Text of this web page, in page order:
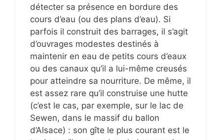
détecter sa présence en bordure des
cours d’eau (ou des plans d’eau). Si
parfois il construit des barrages, il s’agit
d’ouvrages modestes destinés à
maintenir en eau de petits cours d’eaux
ou des canaux qu’il a lui-même creusés
pour atteindre sa nourriture. De même, il
est assez rare qu’il construise une hutte
(c’est le cas, par exemple, sur le lac de
Sewen, dans le massif du ballon
d’Alsace) : son gîte le plus courant est le